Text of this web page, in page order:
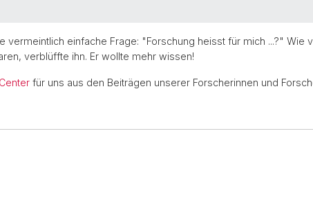
vermeintlich einfache Frage: "Forschung heisst für mich ...?" Wie
verblüffte ihn. Er wollte mehr wissen!
für uns aus den Beiträgen unserer Forscherinnen und